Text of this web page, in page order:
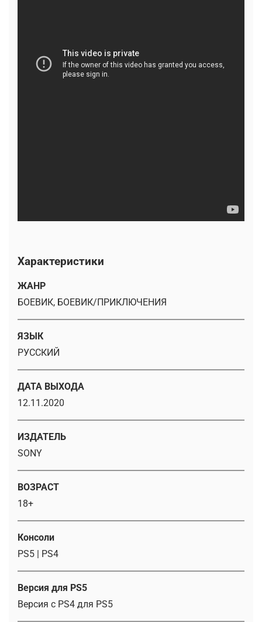
Характеристики
ЖАНР
БОЕВИК, БОЕВИК/ПРИКЛЮЧЕНИЯ
ЯЗЫК
РУССКИЙ
ДАТА ВЫХОДА
12.11.2020
ИЗДАТЕЛЬ
SONY
ВОЗРАСТ
18+
Консоли
PS5 | PS4
Версия для PS5
Версия с PS4 для PS5